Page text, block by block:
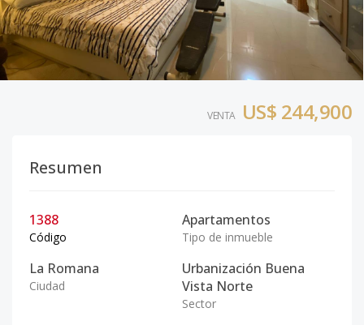
VENTA US$ 244,900
Resumen
1388
Código
Apartamentos
Tipo de inmueble
La Romana
Ciudad
Urbanización Buena
Vista Norte
Sector